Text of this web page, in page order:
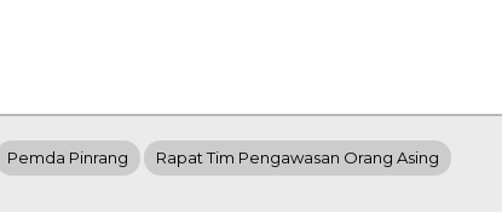
Pemda Pinrang Rapat Tim Pengawasan Orang Asing